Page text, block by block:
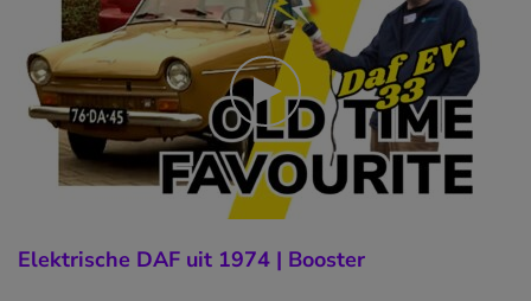
Elektrische DAF uit 1974 | Booster